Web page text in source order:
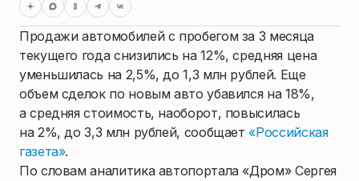
Продажи автомобилей с пробегом за 3 месяца
текущего года снизились на 12%, средняя цена
уменьшилась на 2,5%, до 1,3 млн рублей. Еще
объем сделок по новым авто убавился на 18%,
а средняя стоимость, наоборот, повысилась
на 2%, до 3,3 млн рублей, сообщает «Российская
газета».
По словам аналитика автопортала «Дром» Сергея